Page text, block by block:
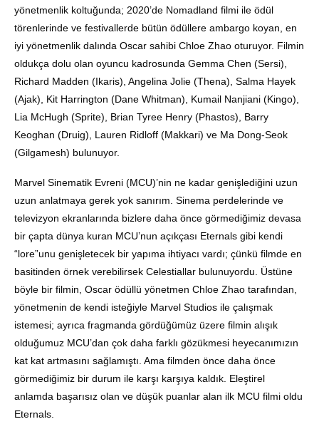
yönetmenlik koltuğunda; 2020’de Nomadland filmi ile ödül
törenlerinde ve festivallerde bütün ödüllere ambargo koyan, en
iyi yönetmenlik dalında Oscar sahibi Chloe Zhao oturuyor. Filmin
oldukça dolu olan oyuncu kadrosunda Gemma Chen (Sersi),
Richard Madden (Ikaris), Angelina Jolie (Thena), Salma Hayek
(Ajak), Kit Harrington (Dane Whitman), Kumail Nanjiani (Kingo),
Lia McHugh (Sprite), Brian Tyree Henry (Phastos), Barry
Keoghan (Druig), Lauren Ridloff (Makkari) ve Ma Dong-Seok
(Gilgamesh) bulunuyor.
Marvel Sinematik Evreni (MCU)’nin ne kadar genişlediğini uzun
uzun anlatmaya gerek yok sanırım. Sinema perdelerinde ve
televizyon ekranlarında bizlere daha önce görmediğimiz devasa
bir çapta dünya kuran MCU’nun açıkçası Eternals gibi kendi
“lore”unu genişletecek bir yapıma ihtiyacı vardı; çünkü filmde en
basitinden örnek verebilirsek Celestiallar bulunuyordu. Üstüne
böyle bir filmin, Oscar ödüllü yönetmen Chloe Zhao tarafından,
yönetmenin de kendi isteğiyle Marvel Studios ile çalışmak
istemesi; ayrıca fragmanda gördüğümüz üzere filmin alışık
olduğumuz MCU’dan çok daha farklı gözükmesi heyecanımızın
kat kat artmasını sağlamıştı. Ama filmden önce daha önce
görmediğimiz bir durum ile karşı karşıya kaldık. Eleştirel
anlamda başarısız olan ve düşük puanlar alan ilk MCU filmi oldu
Eternals.